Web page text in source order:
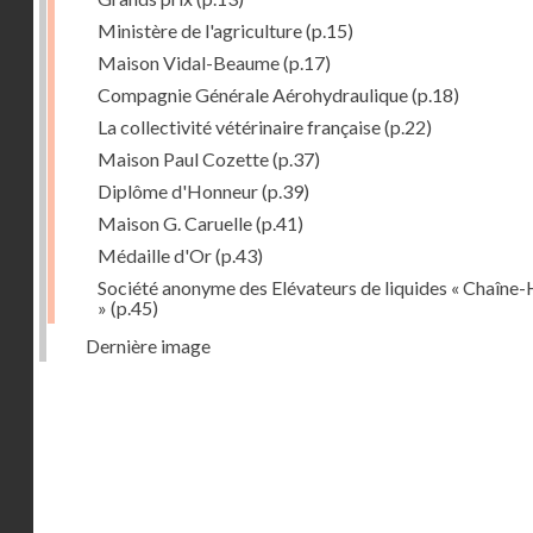
Ministère de l'agriculture(p.15)
Maison Vidal-Beaume(p.17)
Compagnie Générale Aérohydraulique(p.18)
La collectivité vétérinaire française(p.22)
Maison Paul Cozette(p.37)
Diplôme d'Honneur(p.39)
Maison G. Caruelle(p.41)
Médaille d'Or(p.43)
Société anonyme des Elévateurs de liquides «
» (p.45)
Dernière image